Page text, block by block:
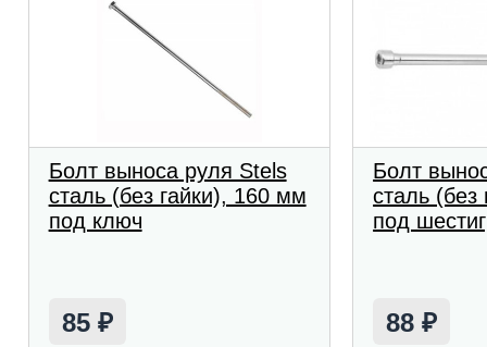
Болт выноса руля Stels
сталь (без гайки), 160 мм
под ключ
85 ₽
Болт
сталь
под
88₽